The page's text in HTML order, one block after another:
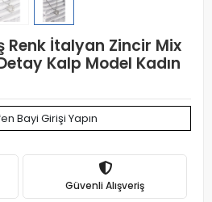
Renk İtalyan Zincir Mix
Kalp Model Kadın
Bayi Girişi Yapın
Güvenli Alışveriş